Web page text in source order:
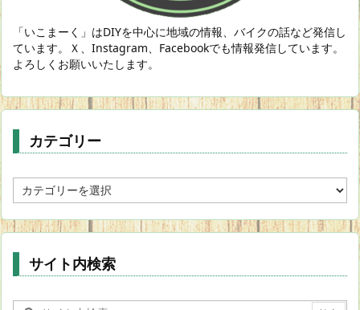
「いこまーく」はDIYを中心に地域の情報、バイクの話など発信し
ています。Ｘ、Instagram、Facebookでも情報発信しています。
よろしくお願いいたします。
カテゴリー
テ
ゴ
リ
ー
サイト内検索